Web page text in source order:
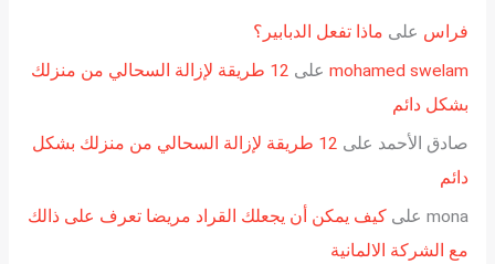
فراس على ماذا تفعل الدبابير؟
mohamed swelamعلى
12 طريقة لإزالة السحالي من منزلك
بشكل دائم
صادق الأحمد على
12 طريقة لإزالة السحالي من منزلك بشكل
دائم
monaعلى كيف يمكن أن يجعلك القراد مريضا تعرف على ذالك
مع الشركة الالمانية